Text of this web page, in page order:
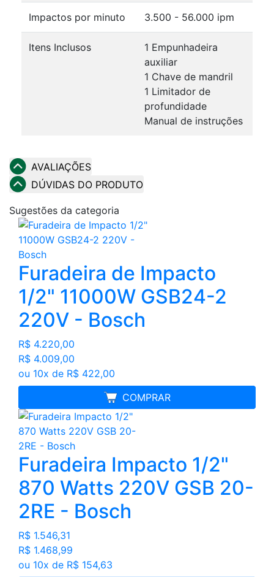
Impactos por minuto 3.500 - 56.000 ipm
Itens Inclusos
1 Empunhadeira
auxiliar
1 Chave de mandril
1 Limitador de
profundidade
Manual de instruções
AVALIAÇÕES
DÚVIDAS DO PRODUTO
Sugestões da categoria
Furadeira de Impacto
1/2" 11000W GSB24-2
220V - Bosch
R$ 4.220,00
R$ 4.009,00
ou 10x de R$ 422,00
COMPRAR
FRETE GRÁTIS
Furadeira Impacto 1/2"
870 Watts 220V GSB 20-
2RE - Bosch
R$ 1.546,31
R$ 1.468,99
ou 10x de R$ 154,63